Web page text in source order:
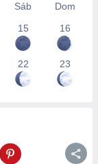
Sáb
Dom
15 16
22 23